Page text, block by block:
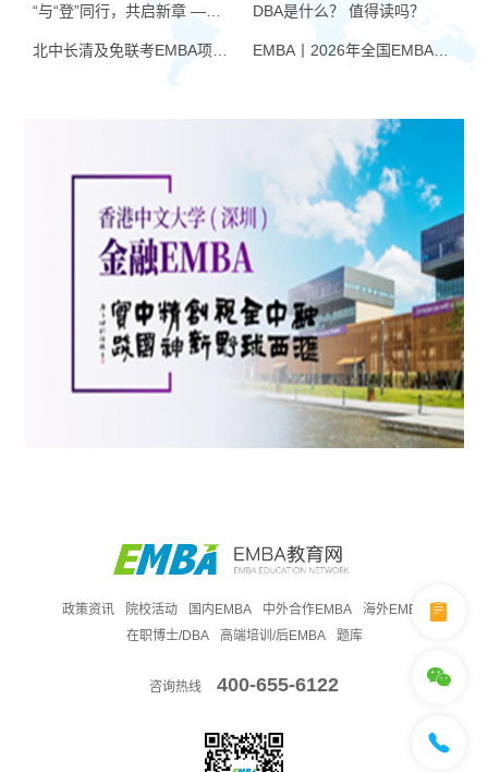
DBA是什么？ 值得读吗？
EMBA丨2026年全国EMBA学费汇总
政策资讯 院校活动 国内EMBA 中外合作EMBA
海外EMBA
在职博士/DBA
高端培训/后EMBA 题库
咨询热线 400-655-6122